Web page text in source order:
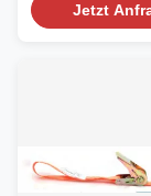
Jetzt